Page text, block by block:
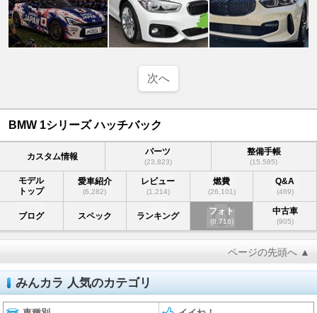
次へ
BMW 1シリーズ ハッチバック
カスタム情報 パーツ
(23,823)
整備手帳
(15,585)
モデル
トップ
愛車紹介
(6,282)
レビュー
(1,214)
燃費
(26,101)
Q&A
(469)
ブログ スペック ランキング フォト
(8,716)
中古車
(905)
ページの先頭へ ▲
みんカラ 人気のカテゴリ